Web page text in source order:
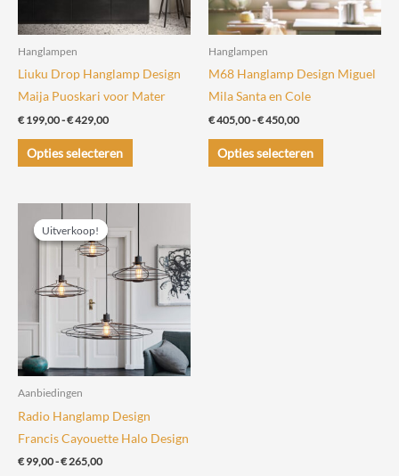
Hanglampen
Liuku Drop Hanglamp Design
Maija Puoskari voor Mater
€199,00-€429,00Prijsklasse:
tot
€ 429,00
Opties selecteren
Dit
product
variaties.
Deze
optie
gekozen
worden
op
productpagina
Hanglampen
M68 Hanglamp Design Miguel
Mila Santa en Cole
€405,00-€450,00Prijsklasse:
tot
€ 450,00
Opties selecteren
Dit
product
Uitverkoop!
Uitverkoop!
Aanbiedingen
Radio Hanglamp Design
Francis Cayouette Halo Design
€99,00-€265,00Prijsklasse: